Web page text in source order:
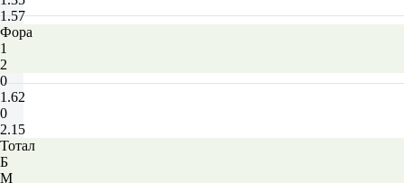
1.57
Фора
1
2
0
1.62
0
2.15
Тотал
Б
М